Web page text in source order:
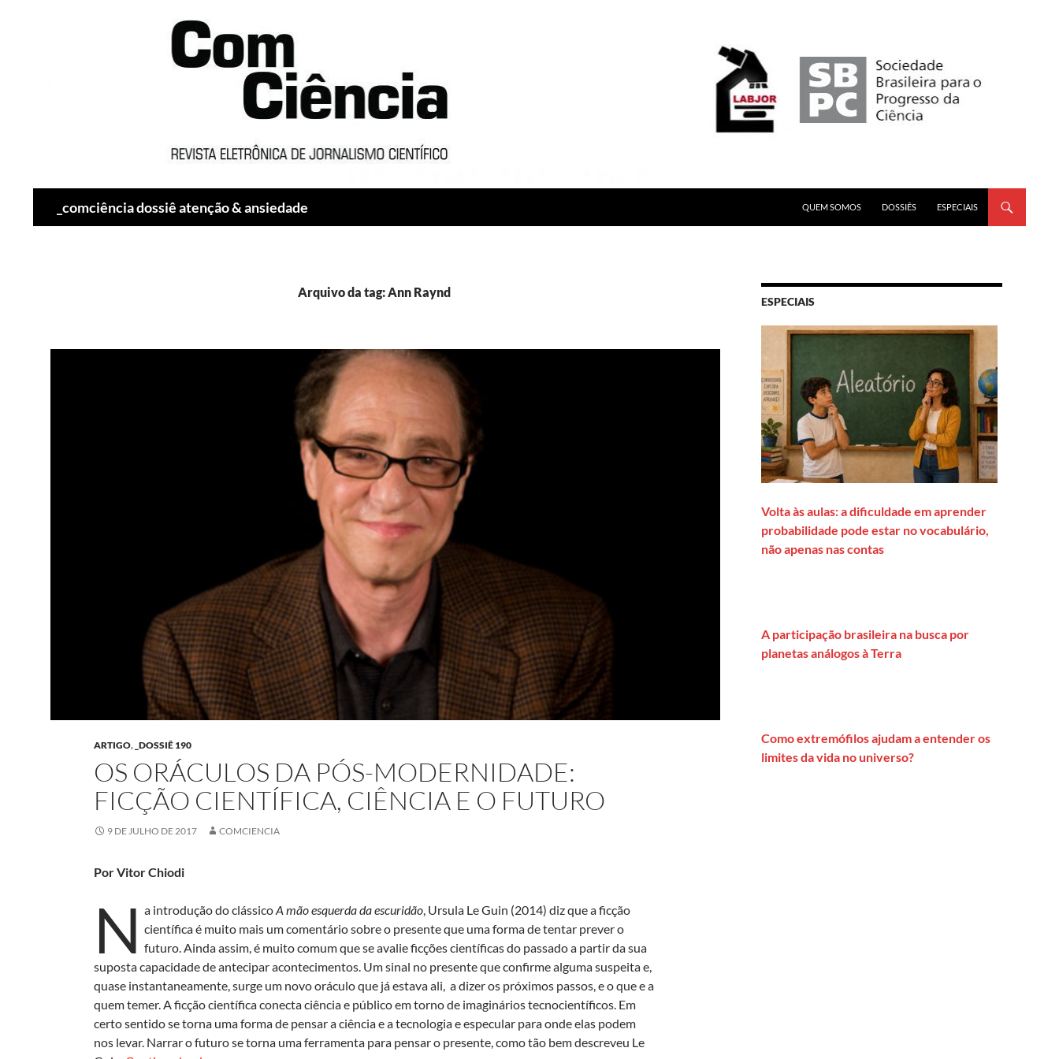
_comciência dossiê atenção & ansiedade
QUEM SOMOS
DOSSIÊS ESPECIAIS
Arquivo da tag: Ann Raynd
ARTIGO, _DOSSIÊ 190
OS ORÁCULOS DA PÓS-MODERNIDADE:
FICÇÃO CIENTÍFICA, CIÊNCIA E O FUTURO
9 DE JULHO DE 2017 COMCIENCIA
Por Vitor Chiodi
N a introdução do clássicoA mão esquerda da escuridão , Ursula Le Guin (2014) diz que a ficção
científica é muito mais um comentário sobre o presente que uma forma de tentar prever o
futuro. Ainda assim, é muito comum que se avalie ficções científicas do passado a partir da sua
suposta capacidade de antecipar acontecimentos. Um sinal no presente que confirme alguma suspeita e,
quase instantaneamente, surge um novo oráculo que já estava ali, a dizer os próximos passos, e o que e a
quem temer. A ficção científica conecta ciência e público em torno de imaginários tecnocientíficos. Em
certo sentido se torna uma forma de pensar a ciência e a tecnologia e especular para onde elas podem
nos levar. Narrar o futuro se torna uma ferramenta para pensar o presente, como tão bem descreveu Le
ESPECIAIS
Volta às aulas: a dificuldade em aprender
probabilidade pode estar no vocabulário,
não apenas nas contas
A participação brasileira na busca por
planetas análogos à Terra
Como extremófilos ajudam a entender os
limites da vida no universo?